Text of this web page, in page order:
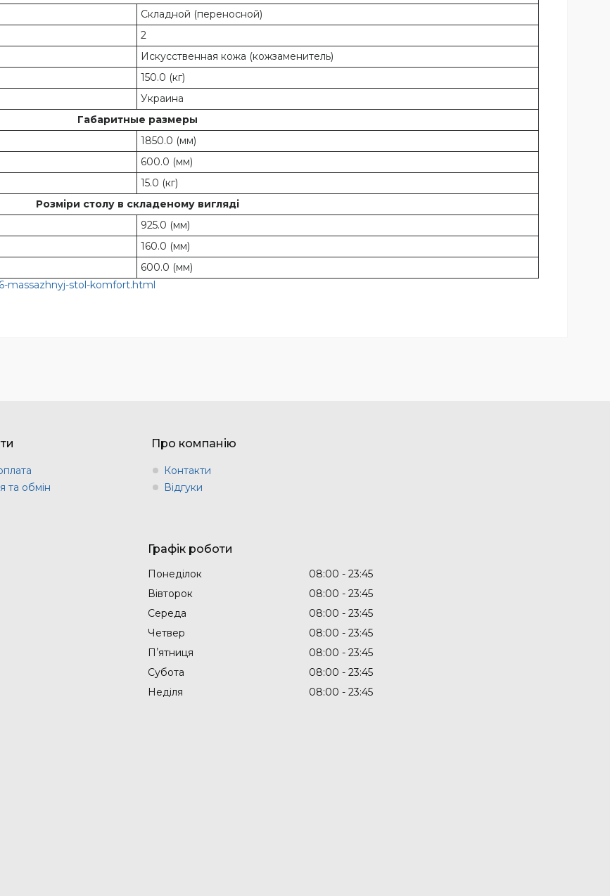
Складной (переносной)
2
Искусственная кожа (кожзаменитель)
150.0 (кг)
Украина
Габаритные размеры
1850.0 (мм)
600.0 (мм)
15.0 (кг)
Розміри столу в складеному вигляді
925.0 (мм)
160.0 (мм)
600.0 (мм)
massazhnyj-stol-komfort.html
та обмін
Про компанію
Контакти
Відгуки
Графік роботи
Понеділок 08:00
23:45
Вівторок
08:00
23:45
Середа
08:00
23:45
Четвер
08:00
23:45
Пʼятниця
08:00
23:45
Субота
08:00
23:45
Неділя
08:00 23:45